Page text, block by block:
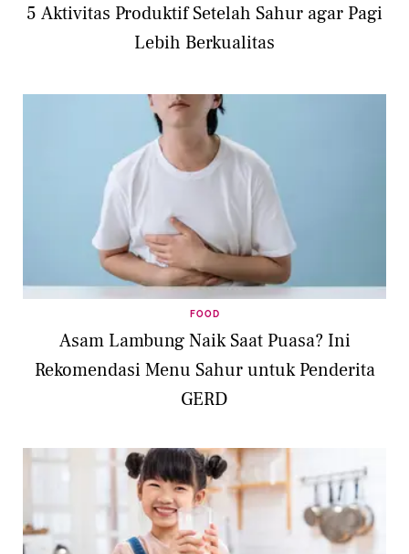
5 Aktivitas Produktif Setelah Sahur agar Pagi
Lebih Berkualitas
FOOD
Asam Lambung Naik Saat Puasa? Ini
Rekomendasi Menu Sahur untuk Penderita
GERD